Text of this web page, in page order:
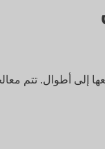
إلى أطوال. تتم